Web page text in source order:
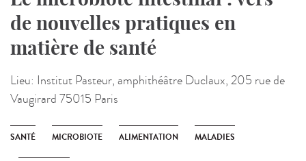
de nouvelles pratiques en
matière de santé
Lieu: Institut Pasteur, amphithéâtre Duclaux, 205 rue de
Vaugirard 75015 Paris
SANTÉ MICROBIOTE ALIMENTATION MALADIES